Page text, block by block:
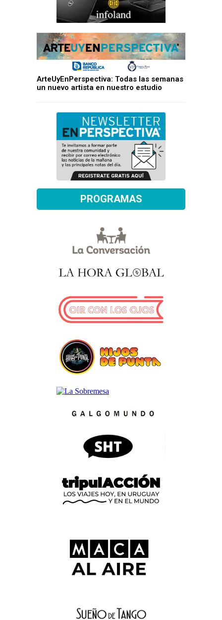
ArteUyEnPerspectiva: Todas las semanas
un nuevo artista en nuestro estudio
PROGRAMAS